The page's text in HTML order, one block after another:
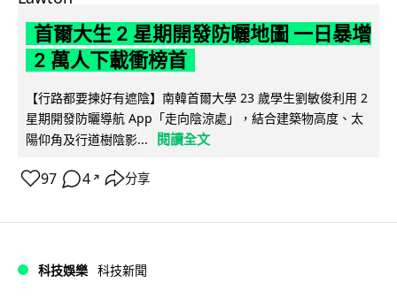
首爾大生 2 星期開發防曬地圖 一日暴增
2 萬人下載衝榜首
【行路都要揀好有遮陰】南韓首爾大學 23 歲學生劉敏俊利用 2
星期開發防曬導航 App「走向陰涼處」，結合建築物高度、太
陽仰角及行道樹陰影...
閱讀全文
97 4 ↗ 分享
科技娛樂 科技新聞